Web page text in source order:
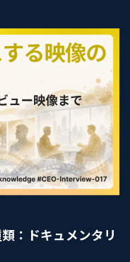
：ドキュメンタリ